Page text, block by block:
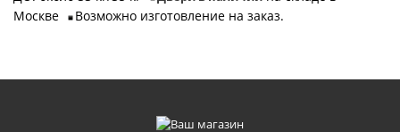
Москве
Возможно изготовление на заказ.